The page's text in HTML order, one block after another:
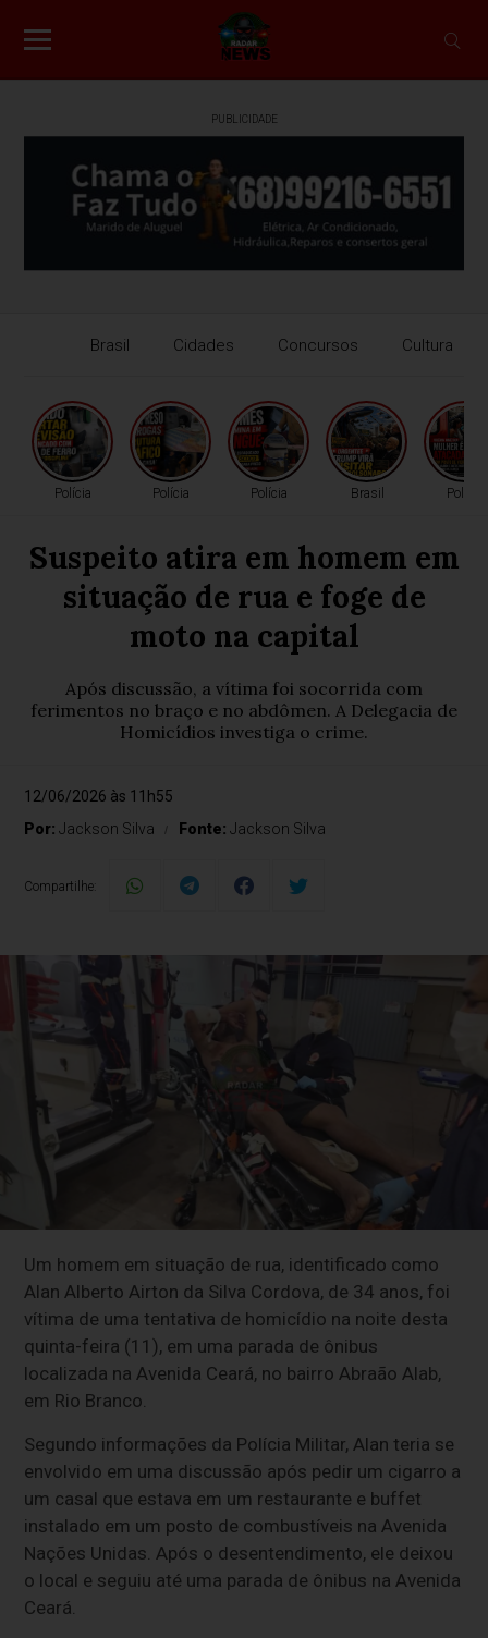
PUBLICIDADE
Brasil Cidades Concursos Cultura
Polícia Polícia Polícia Brasil Polícia
Suspeito atira em homem em
situação de rua e foge de
moto na capital
Após discussão, a vítima foi socorrida com
ferimentos no braço e no abdômen. A Delegacia de
Homicídios investiga o crime.
12/06/2026 às 11h55
Por:Jackson Silva Fonte:Jackson Silva
Compartilhe:
Um homem em situação de rua, identificado como
Alan Alberto Airton da Silva Cordova, de 34 anos, foi
vítima de uma tentativa de homicídio na noite desta
quinta-feira (11), em uma parada de ônibus
localizada na Avenida Ceará, no bairro Abraão Alab,
em Rio Branco.
Segundo informações da Polícia Militar, Alan teria se
envolvido em uma discussão após pedir um cigarro a
um casal que estava em um restaurante e buffet
instalado em um posto de combustíveis na Avenida
Nações Unidas. Após o desentendimento, ele deixou
o local e seguiu até uma parada de ônibus na Avenida
Ceará.